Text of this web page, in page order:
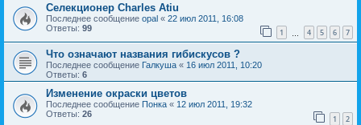
Селекционер Charles Atiu
Последнее сообщение opal « 22 июл 2011, 16:08
Ответы: 99 1 4 5 6 7
Что означают названия гибискусов ?
Последнее сообщение Галкуша « 16 июл 2011, 10:20
Ответы: 6
Изменение окраски цветов
Последнее сообщение Понка « 12 июл 2011, 19:32
Ответы: 26 1 2